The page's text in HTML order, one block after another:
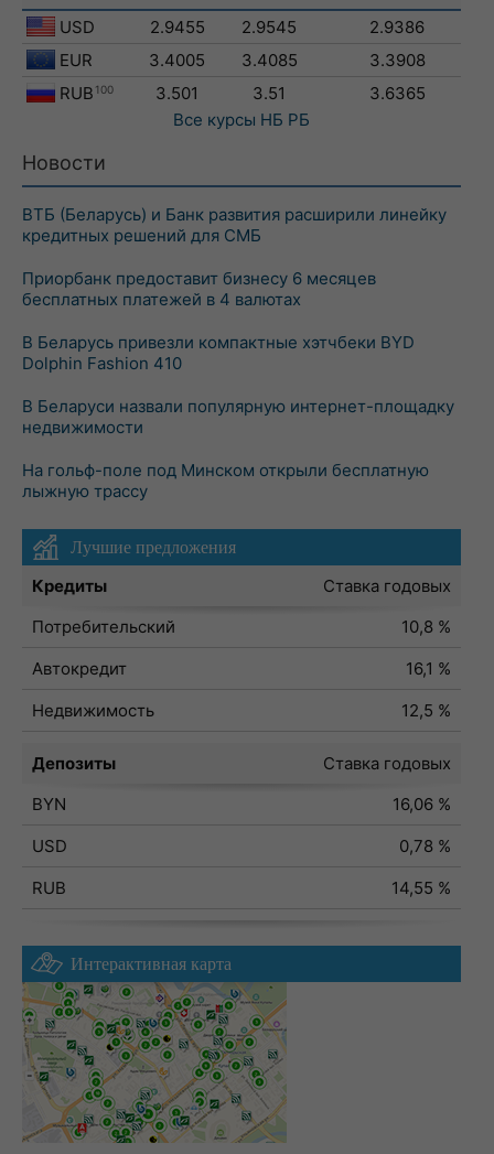
USD 2.9455 2.9545
2.9386
EUR
3.4005 3.4085
3.3908
RUB 100 3.501 3.51
3.6365
Все курсы НБ РБ
Новости
ВТБ (Беларусь) и Банк развития расширили линейку
кредитных решений для СМБ
Приорбанк предоставит бизнесу 6 месяцев
бесплатных платежей в 4 валютах
В Беларусь привезли компактные хэтчбеки BYD
Dolphin Fashion 410
В Беларуси назвали популярную интернет-площадку
недвижимости
На гольф-поле под Минском открыли бесплатную
лыжную трассу
Лучшие предложения
Кредиты
Ставка годовых
Потребительский
10,8 %
Автокредит
16,1 %
Недвижимость
12,5 %
Депозиты
Ставка годовых
BYN
16,06 %
USD
0,78 %
RUB
14,55 %
Интерактивная карта